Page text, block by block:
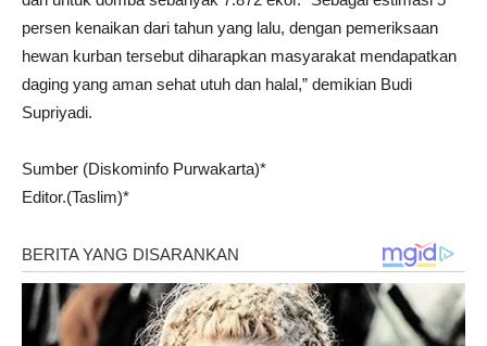
persen kenaikan dari tahun yang lalu, dengan pemeriksaan
hewan kurban tersebut diharapkan masyarakat mendapatkan
daging yang aman sehat utuh dan halal,” demikian Budi
Supriyadi.
Sumber (Diskominfo Purwakarta)*
Editor.(Taslim)*